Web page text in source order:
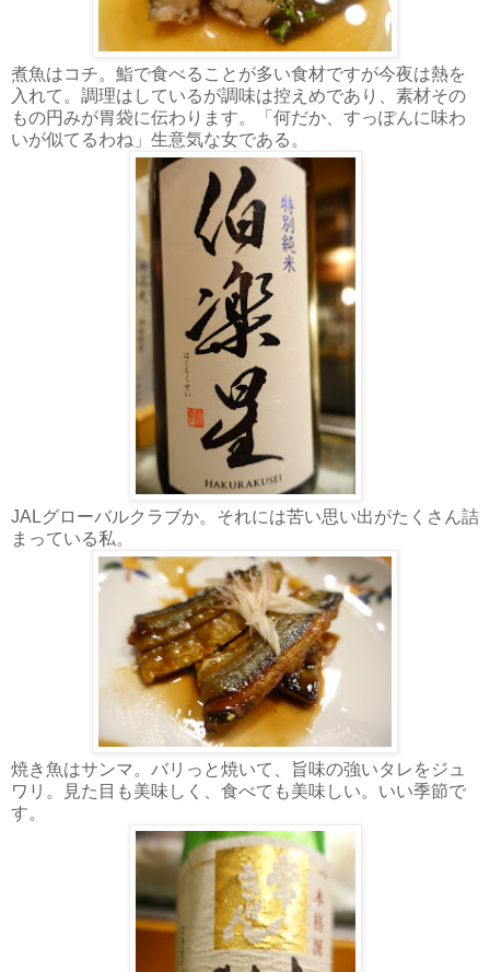
煮魚はコチ。鮨で食べることが多い食材ですが今夜は熱を
入れて。調理はしているが調味は控えめであり、素材その
もの円みが胃袋に伝わります。「何だか、すっぽんに味わ
いが似てるわね」生意気な女である。
JALグローバルクラブか。それには苦い思い出がたくさん詰
まっている私。
焼き魚はサンマ。バリっと焼いて、旨味の強いタレをジュ
ワリ。見た目も美味しく、食べても美味しい。いい季節で
す。